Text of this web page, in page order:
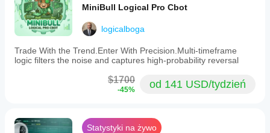
MiniBull Logical Pro Cbot
logicalboga
Trade With the Trend.Enter With Precision.Multi-timeframe
logic filters the noise and captures high-probability reversal
$1700
-45% od 141 USD/tydzień
Statystyki na żywo